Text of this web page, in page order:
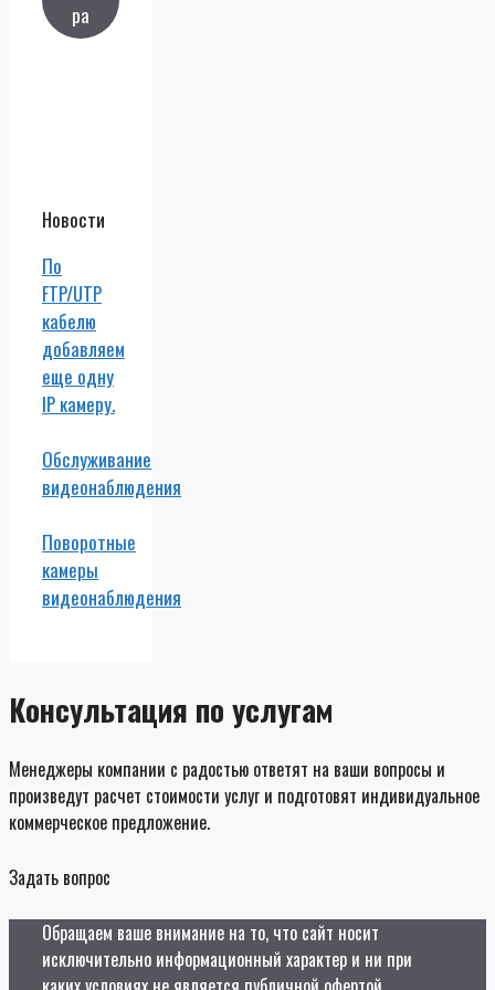
ра
Новости
По
FTP/UTP
кабелю
добавляем
еще одну
IP камеру.
Обслуживание
видеонаблюдения
Поворотные
камеры
видеонаблюдения
Консультация по услугам
Менеджеры компании с радостью ответят на ваши вопросы и
произведут расчет стоимости услуг и подготовят индивидуальное
коммерческое предложение.
Задать вопрос
Обращаем ваше внимание на то, что сайт носит
исключительно информационный характер и ни при